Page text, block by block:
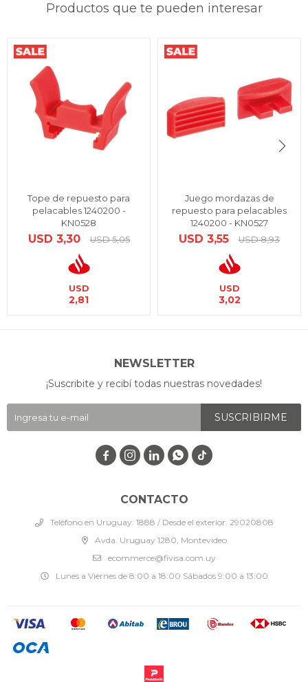
Productos que te pueden interesar
Tope de repuesto para
pelacables 1240200 -
KN0528
USD 3,30 USD 5,05
USD
2,81
Juego mordazas de
repuesto para pelacables
1240200 - KN0527
USD 3,55 USD 8,93
USD
3,02
CONTACTO
Teléfono en Uruguay: 1888 / Desde el exterior: 29020808
Avda. Uruguay 1280, Montevideo
ecommerce@fivisa.com.uy
Lunes a Viernes de 8:00 a 18:00 Sábados 9:00 a 13:00
NEWSLETTER
¡Suscribite y recibí todas nuestras novedades!
SUSCRIBIRME
   